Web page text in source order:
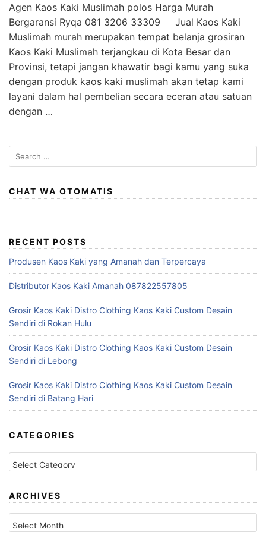
Agen Kaos Kaki Muslimah polos Harga Murah
Bergaransi Ryqa 081 3206 33309 Jual Kaos Kaki
Muslimah murah merupakan tempat belanja grosiran
Kaos Kaki Muslimah terjangkau di Kota Besar dan
Provinsi, tetapi jangan khawatir bagi kamu yang suka
dengan produk kaos kaki muslimah akan tetap kami
layani dalam hal pembelian secara eceran atau satuan
dengan …
Search
for:
CHAT WA OTOMATIS
RECENT POSTS
Produsen Kaos Kaki yang Amanah dan Terpercaya
Distributor Kaos Kaki Amanah 087822557805
Grosir Kaos Kaki Distro Clothing Kaos Kaki Custom Desain
Sendiri di Rokan Hulu
Grosir Kaos Kaki Distro Clothing Kaos Kaki Custom Desain
Sendiri di Lebong
Grosir Kaos Kaki Distro Clothing Kaos Kaki Custom Desain
Sendiri di Batang Hari
CATEGORIES
Categories
ARCHIVES
Archives